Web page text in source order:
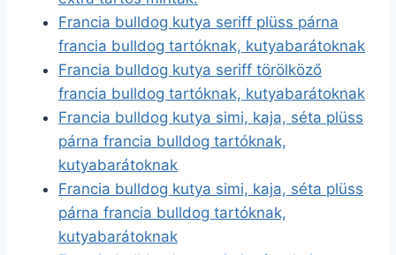
Francia bulldog kutya seriff plüss párna
francia bulldog tartóknak, kutyabarátoknak
Francia bulldog kutya seriff törölköző
francia bulldog tartóknak, kutyabarátoknak
Francia bulldog kutya simi, kaja, séta plüss
párna francia bulldog tartóknak,
kutyabarátoknak
Francia bulldog kutya simi, kaja, séta plüss
párna francia bulldog tartóknak,
kutyabarátoknak